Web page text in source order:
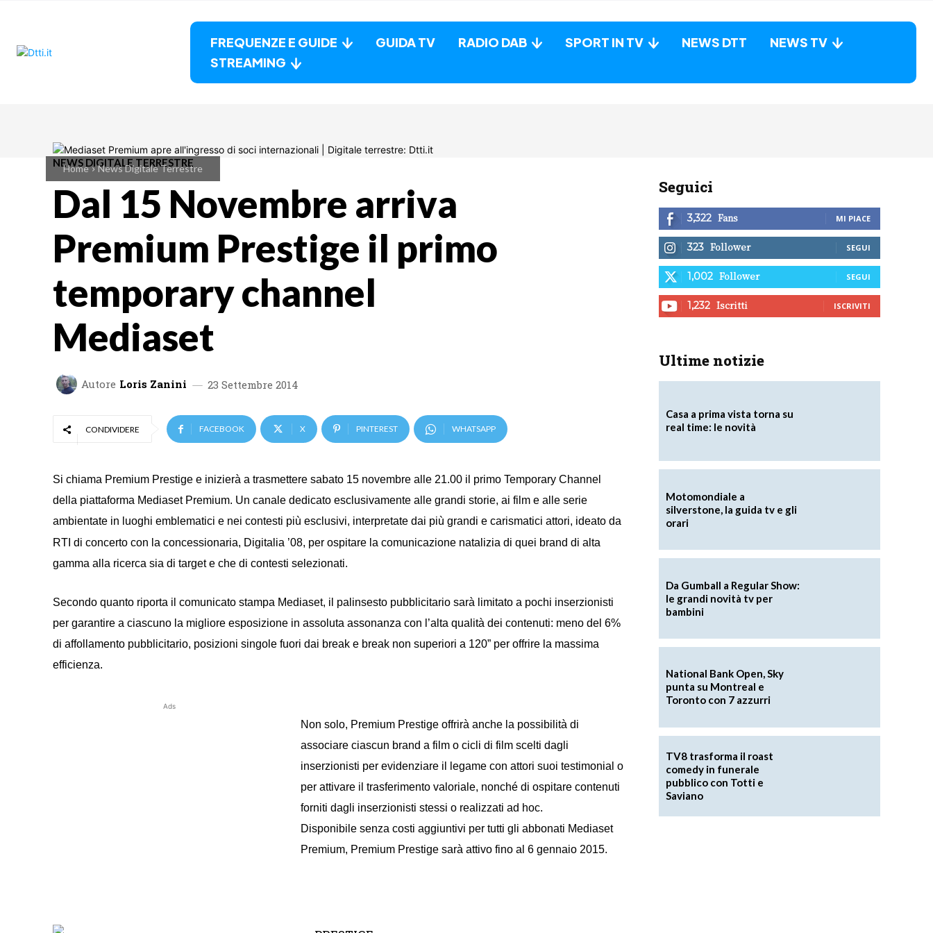
FREQUENZE E GUIDE GUIDA TV RADIO DAB SPORT IN TV NEWS DTT
NEWS TV
STREAMING
Home News Digitale Terrestre
NEWS DIGITALE TERRESTRE
Dal 15 Novembre arriva
Premium Prestige il primo
temporary channel
Mediaset
Autore Loris Zanini 23 Settembre 2014
CONDIVIDERE FACEBOOK X PINTEREST WHATSAPP
Si chiama Premium Prestige e inizierà a trasmettere sabato 15 novembre alle 21.00 il primo Temporary Channel
della piattaforma Mediaset Premium. Un canale dedicato esclusivamente alle grandi storie, ai film e alle serie
ambientate in luoghi emblematici e nei contesti più esclusivi, interpretate dai più grandi e carismatici attori, ideato da
RTI di concerto con la concessionaria, Digitalia ’08, per ospitare la comunicazione natalizia di quei brand di alta
gamma alla ricerca sia di target e che di contesti selezionati.
Secondo quanto riporta il comunicato stampa Mediaset, il palinsesto pubblicitario sarà limitato a pochi inserzionisti
per garantire a ciascuno la migliore esposizione in assoluta assonanza con l’alta qualità dei contenuti: meno del 6%
di affollamento pubblicitario, posizioni singole fuori dai break e break non superiori a 120” per offrire la massima
efficienza.
Ads
Non solo, Premium Prestige offrirà anche la possibilità di
associare ciascun brand a film o cicli di film scelti dagli
inserzionisti per evidenziare il legame con attori suoi testimonial o
per attivare il trasferimento valoriale, nonché di ospitare contenuti
forniti dagli inserzionisti stessi o realizzati ad hoc.
Disponibile senza costi aggiuntivi per tutti gli abbonati Mediaset
Premium, Premium Prestige sarà attivo fino al 6 gennaio 2015.
Seguici
3,322 Fans MI PIACE
323 Follower SEGUI
1,002 Follower SEGUI
1,232 Iscritti ISCRIVITI
Ultime notizie
Casa a prima vista torna su
real time: le novità
Motomondiale a
silverstone, la guida tv e gli
orari
Da Gumball a Regular Show:
le grandi novità tv per
bambini
National Bank Open, Sky
punta su Montreal e
Toronto con 7 azzurri
TV8 trasforma il roast
comedy in funerale
pubblico con Totti e
Saviano